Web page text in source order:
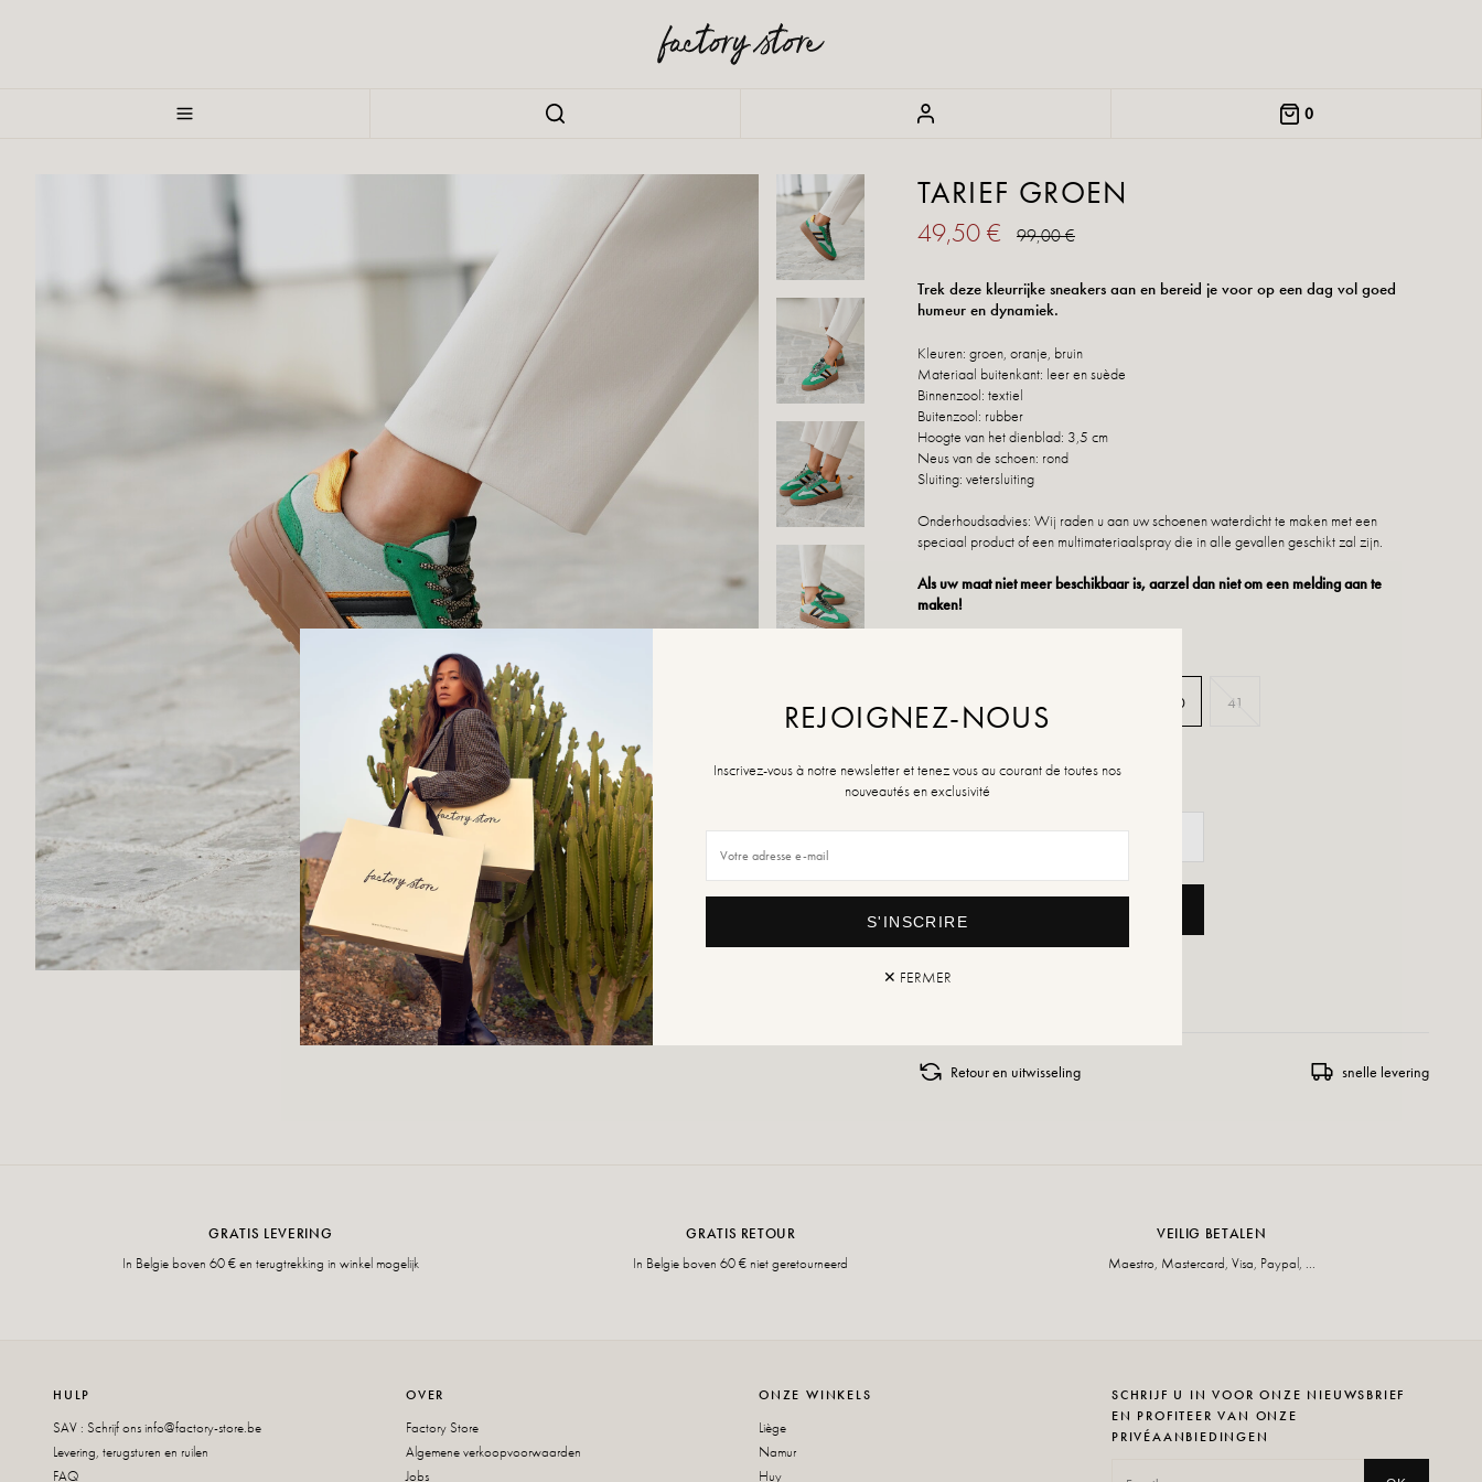
0
TARIEF GROEN
49,50 € 99,00 €
Trek deze kleurrijke sneakers aan en bereid je voor op een dag vol goed
humeur en dynamiek.
Kleuren: groen, oranje, bruin
Materiaal buitenkant: leer en suède
Binnenzool: textiel
Buitenzool: rubber
Hoogte van het dienblad: 3,5 cm
Neus van de schoen: rond
Sluiting: vetersluiting
Onderhoudsadvies: Wij raden u aan uw schoenen waterdicht te maken met een
speciaal product of een multimateriaalspray die in alle gevallen geschikt zal zijn.
Als uw maat niet meer beschikbaar is, aarzel dan niet om een melding aan te
maken!
36 37 40 41
AANTAL
AAN WENSLIJST TOEVOEGEN
Retour en uitwisseling snelle levering
GRATIS LEVERING
In Belgie boven 60 € en terugtrekking in winkel mogelijk
GRATIS RETOUR
In Belgie boven 60 € niet geretourneerd
VEILIG BETALEN
Maestro, Mastercard, Visa, Paypal, ...
HULP
SAV : Schrijf onsinfo@factory-store.be
Levering, terugsturen en ruilen
FAQ
OVER
Factory Store
Algemene verkoopvoorwaarden
Jobs
ONZE WINKELS
Liège
Namur
Huy
SCHRIJF U IN VOOR ONZE NIEUWSBRIEF
EN PROFITEER VAN ONZE
PRIVÉAANBIEDINGEN
REJOIGNEZ-NOUS
Inscrivez-vous à notre newsletter et tenez vous au courant de toutes nos
nouveautés en exclusivité
S'INSCRIRE
✕ FERMER